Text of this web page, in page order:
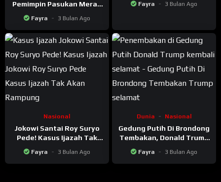
Pemimpin Pasukan Merah
Yang Ajak Jokowi Main
Film Jadi Pemeran Utama
Film Kolosal Dayak
Fayra 3 Bulan Ago
Fayra 3 Bulan Ago
Nasional
Jokowi Santai Roy Suryo
Pede! Kasus Ijazah Tak
Fayra 3 Bulan Ago
Dunia Nasional
Gedung Putih Di Brondong
Tembakan, Donald Trump
Fayra 3 Bulan Ago